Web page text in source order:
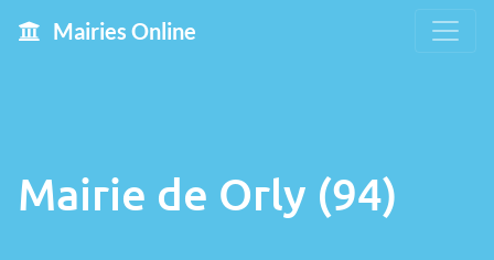
Mairies Online
Mairie de Orly (94)